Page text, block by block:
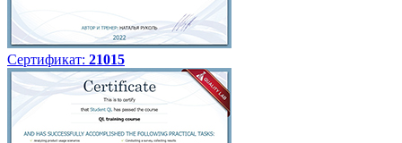
Сертификат: 21015